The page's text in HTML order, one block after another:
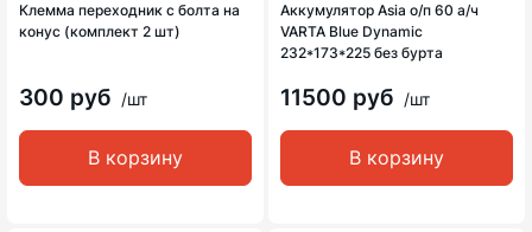
Клемма переходник с болта на
конус (комплект 2 шт)
300 руб /шт
В корзину
Аккумулятор Asia о/п 60 а/ч
VARTA Blue Dynamic
232*173*225 без бурта
11500 руб /шт
В корзину